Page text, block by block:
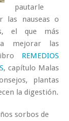
pautarle
las nauseas o
el que más
a mejorar las
REMEDIOS
, capítulo Malas
plantas
la digestión.
sorbos de